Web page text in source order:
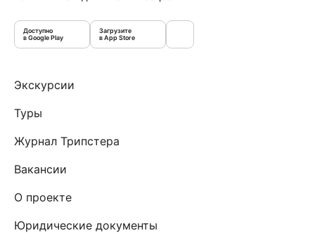
Доступно
в Google Play
Загрузите
в App Store
Экскурсии
Туры
Журнал Трипстера
Вакансии
О проекте
Юридические документы